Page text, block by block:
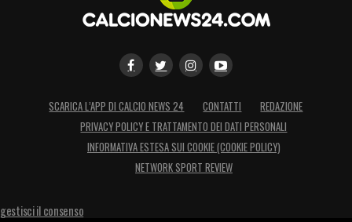
SCARICA L’APP DI CALCIO NEWS 24 CONTATTI
REDAZIONE
PRIVACY POLICY E TRATTAMENTO DEI DATI PERSONALI
INFORMATIVA ESTESA SUI COOKIE (COOKIE POLICY)
NETWORK SPORT REVIEW
gestisci il consenso